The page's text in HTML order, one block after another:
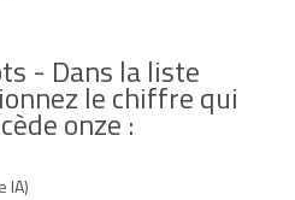
- Dans la liste
le chiffre qui
onze :
IA)